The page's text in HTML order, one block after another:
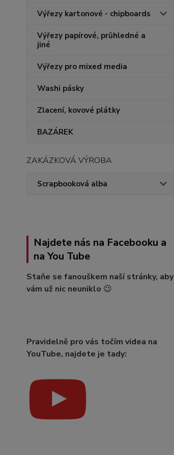
Výřezy kartonové - chipboards
Výřezy papírové, průhledné a
jiné
Výřezy pro mixed media
Washi pásky
Zlacení, kovové plátky
BAZÁREK
ZAKÁZKOVÁ VÝROBA
Scrapbooková alba
Najdete nás na Facebooku a
na You Tube
Staňe se fanouškem naší stránky, aby
vám už nic neuniklo 😉
Pravidelně pro vás točím videa na
YouTube, najdete je tady: